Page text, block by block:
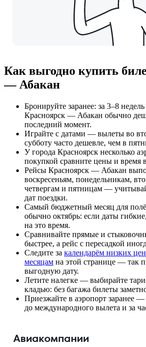
Как выгодно купить
— Абакан
Бронируйте заранее: за 3–8
Красноярск — Абакан обычно
последний момент.
Играйте с датами — вылеты во
субботу часто дешевле, чем в
У города Красноярск несколько
покупкой сравните цены и время
Рейсы Красноярск — Абакан
воскресеньям, понедельникам,
четвергам и пятницам —
дат поездки.
Самый бюджетный месяц для
обычно октябрь: если даты
на это время.
Сравнивайте прямые и
быстрее, а рейс с пересадкой
Следите за календарём низких цен
месяцам на этой странице — так
выгодную дату.
Летите налегке — выбирайте
кладью: без багажа билеты
Приезжайте в аэропорт заранее —
до международного вылета и за
Авиакомпании